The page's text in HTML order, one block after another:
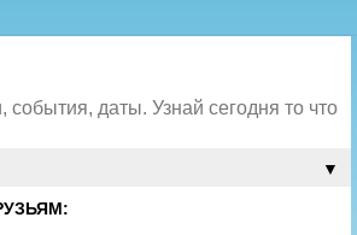
события, даты. Узнай сегодня то что
▼